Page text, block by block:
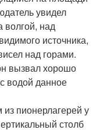
увидел
волгой, над
источника,
над горами.
вызвал хорошо
водой данное
пионерлагерей у
столб